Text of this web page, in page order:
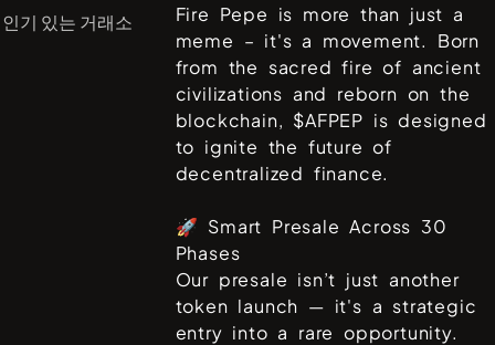
인기 있는 거래소
Fire Pepe is more than just a
meme – it's a movement. Born
from the sacred fire of ancient
civilizations and reborn on the
blockchain, $AFPEP is designed
to ignite the future of
decentralized finance.
🚀 Smart Presale Across 30
Phases
Our presale isn’t just another
token launch — it's a strategic
entry into a rare opportunity.